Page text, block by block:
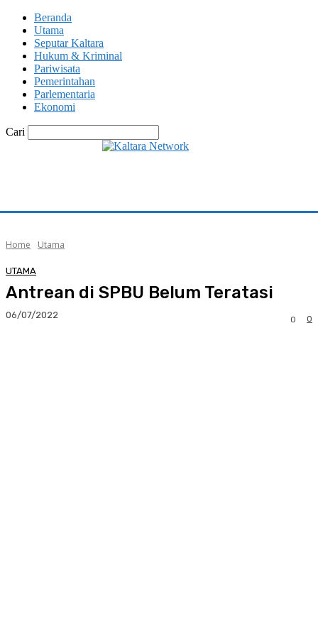
Beranda
Utama
Seputar Kaltara
Hukum & Kriminal
Pariwisata
Pemerintahan
Parlementaria
Ekonomi
Cari
Home Utama
UTAMA
Antrean di SPBU Belum Teratasi
06/07/2022 0
0